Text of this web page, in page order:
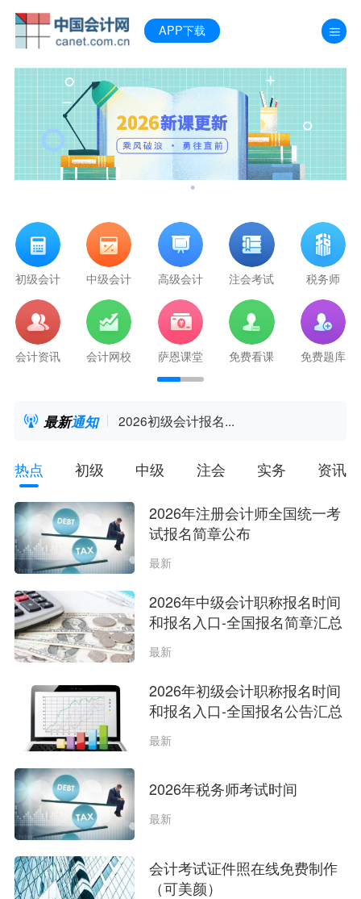
APP下载
初级会计 中级会计 高级会计 注会考试 税务师
会计资讯 会计网校 萨恩课堂 免费看课 免费题库
最新通知 2026初级会计报名...
热点 初级 中级 注会 实务 资讯
2026年注册会计师全国统一考
试报名简章公布
最新
2026年中级会计职称报名时间
和报名入口-全国报名简章汇总
最新
2026年初级会计职称报名时间
和报名入口-全国报名公告汇总
最新
2026年税务师考试时间
最新
会计考试证件照在线免费制作
（可美颜）